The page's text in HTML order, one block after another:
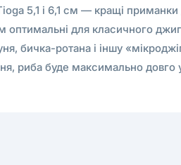
5,1 і 6,1 см — кращі
оптимальні для класичного
бичка-ротана і іншу
риба буде максимально довго